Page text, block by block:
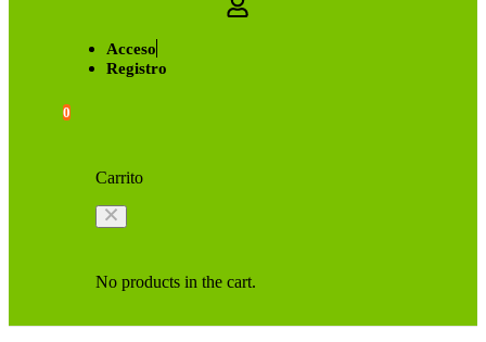
Acceso
Registro
0
Carrito
No products in the cart.